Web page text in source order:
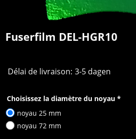
Fuserfilm DEL-HGR10
Délai de livraison: 3-5 dagen
Choisissez la diamètre du noyau *
noyau 25 mm
noyau 72 mm